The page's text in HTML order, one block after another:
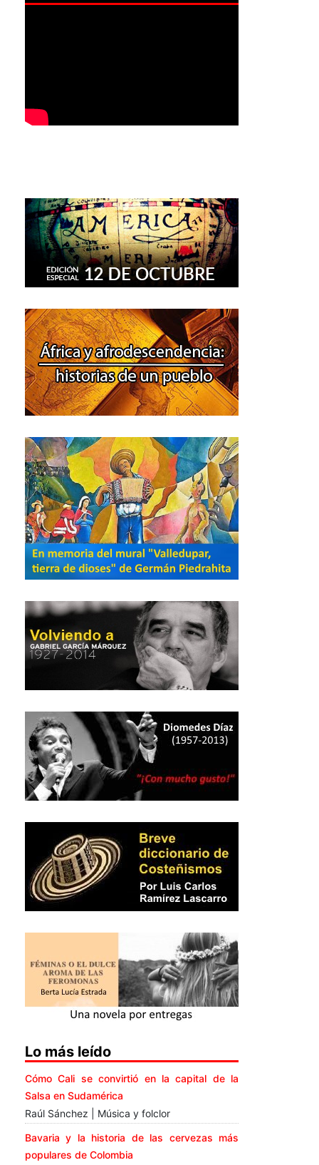
Lo más leído
Cómo Cali se convirtió en la capital de la
Salsa en Sudamérica
Raúl Sánchez | Música y folclor
Bavaria y la historia de las cervezas más
populares de Colombia